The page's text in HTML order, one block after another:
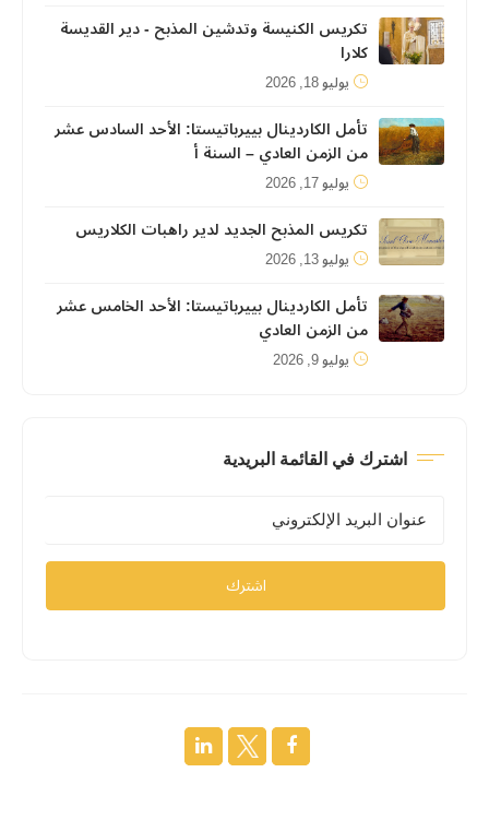
تكريس الكنيسة وتدشين المذبح - دير القديسة
كلارا
يوليو 18, 2026
تأمل الكاردينال بييرباتيستا: الأحد السادس عشر
من الزمن العادي – السنة أ
يوليو 17, 2026
تكريس المذبح الجديد لدير راهبات الكلاريس
يوليو 13, 2026
تأمل الكاردينال بييرباتيستا: الأحد الخامس عشر
من الزمن العادي
يوليو 9, 2026
اشترك في القائمة البريدية
اشترك